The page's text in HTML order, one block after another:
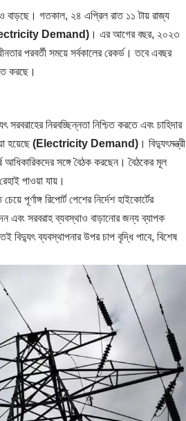
বাড়ছে। গতকাল, ২৪ এপ্রিল রাত ১১ টায় রাজ্য
Demand) । এর আগের বছর, ২০২৩
পরবর্তী সময়ে সর্বকালের রেকর্ড। তবে এবছর
করছে।
নিরবচ্ছিন্নতা নিশ্চিত করতে এবং চাহিদার
হয়েছে(Electricity Demand) । বিদ্যুৎমন্ত্রী
আধিকারিকদের সঙ্গে বৈঠক করছেন। বৈঠকের মূল
পাওয়া যায়।
রিপোর্ট পেশের নির্দেশ হাইকোর্টের
এবং সরবরাহ ব্যবস্থাও বাড়ানোর জন্য ব্যাপক
বিদ্যুৎ ব্যবস্থাপনার উপর চাপ বৃদ্ধি পাবে, বিশেষ